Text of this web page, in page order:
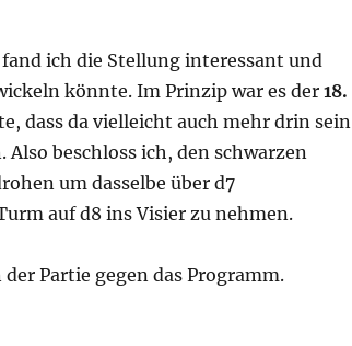
ich die Stellung interessant und
könnte. Im Prinzip war es der 18.
dass da vielleicht auch mehr drin sein
beschloss ich, den schwarzen
um dasselbe über d7
auf d8 ins Visier zu nehmen.
Partie gegen das Programm.